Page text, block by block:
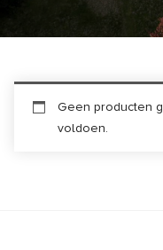
Geen producten
voldoen.